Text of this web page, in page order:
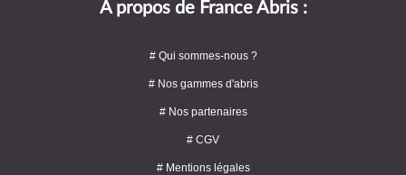
A propos de France Abris :
# Qui sommes-nous ?
# Nos gammes d'abris
# Nos partenaires
# CGV
# Mentions légales